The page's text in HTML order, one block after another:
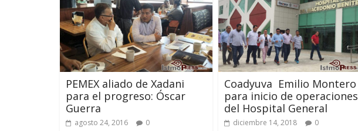
PEMEX aliado de Xadani
para el progreso: Óscar
Guerra
agosto 24, 2016 0
Coadyuva Emilio Montero
para inicio de operaciones
del Hospital General
diciembre 14, 2018 0